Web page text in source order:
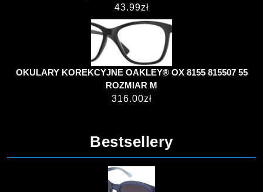
43.99zł
OKULARY KOREKCYJNE OAKLEY® OX 8155 815507 55
ROZMIAR M
316.00zł
Bestsellery